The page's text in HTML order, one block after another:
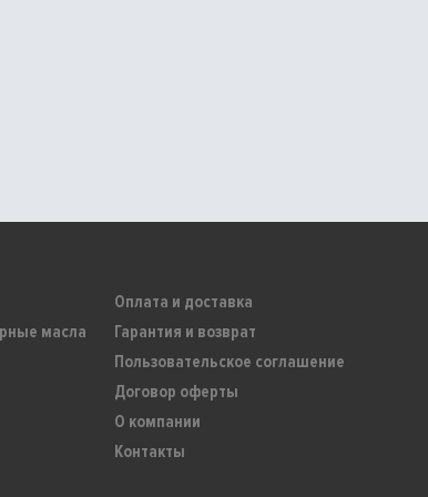
масла
Оплата и доставка
Гарантия и возврат
Пользовательское соглашение
Договор оферты
О компании
Контакты